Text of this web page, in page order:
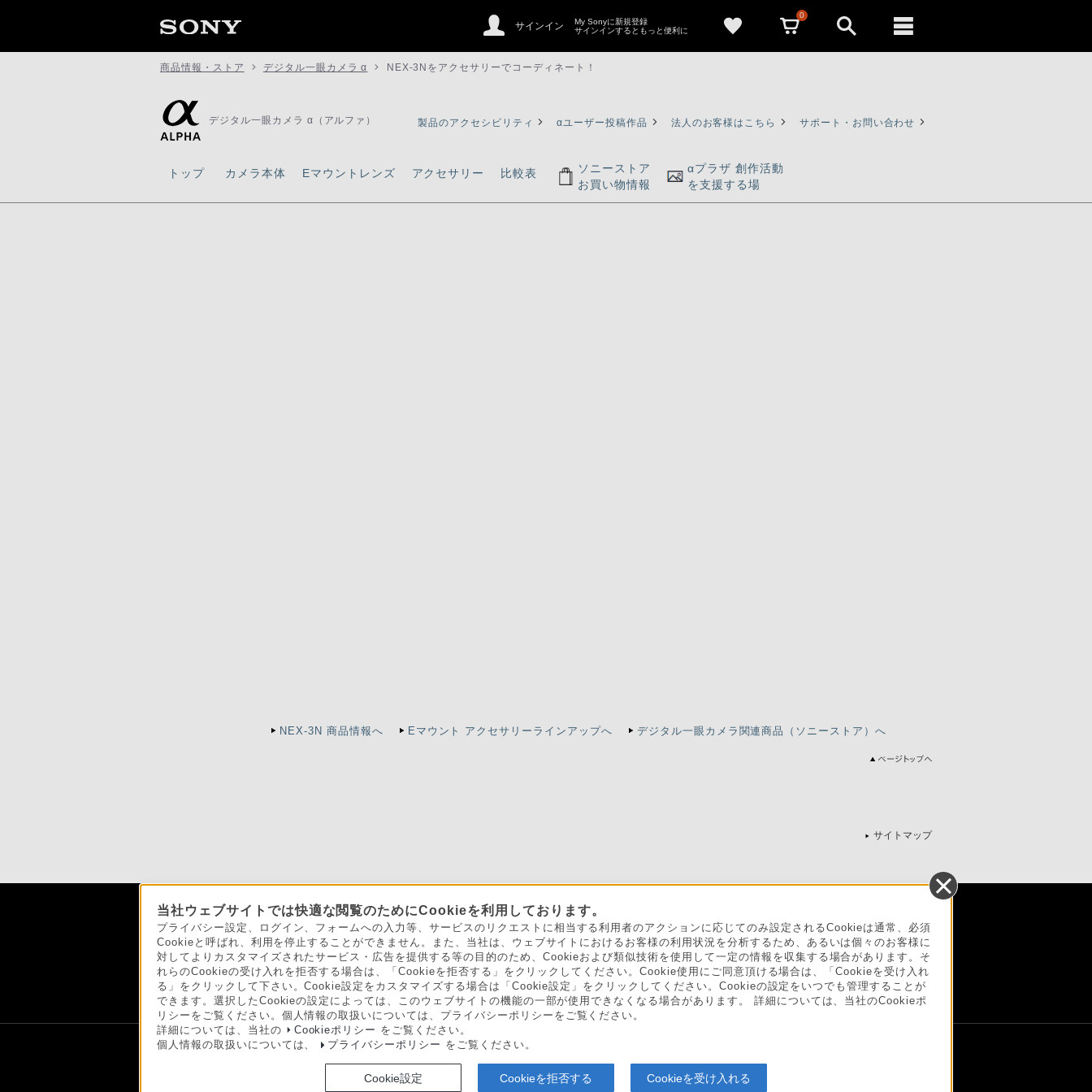
サインイン
My Sonyに新規登録
サインインするともっと便利に
0
商品情報・ストア デジタル一眼カメラ α NEX-3Nをアクセサリーでコーディネート！
デジタル一眼カメラ α（アルファ） 製品のアクセシビリティ αユーザー投稿作品 法人のお客様はこちら サポート・お問い合わせ
トップ カメラ本体 Eマウントレンズ アクセサリー 比較表
ソニーストア
お買い物情報
αプラザ 創作活動
を支援する場
NEX-3N 商品情報へ Eマウント アクセサリーラインアップへ デジタル一眼カメラ関連商品（ソニーストア）へ
サイトマップ
当社ウェブサイトでは快適な閲覧のためにCookieを利用しております。
プライバシー設定、ログイン、フォームへの入力等、サービスのリクエストに相当する利用者のアクションに応じてのみ設定されるCookieは通常、必須
Cookieと呼ばれ、利用を停止することができません。また、当社は、ウェブサイトにおけるお客様の利用状況を分析するため、あるいは個々のお客様に
対してよりカスタマイズされたサービス・広告を提供する等の目的のため、Cookieおよび類似技術を使用して一定の情報を収集する場合があります。そ
れらのCookieの受け入れを拒否する場合は、「Cookieを拒否する」をクリックしてください。Cookie使用にご同意頂ける場合は、「Cookieを受け入れ
る」をクリックして下さい。Cookie設定をカスタマイズする場合は「Cookie設定」をクリックしてください。Cookieの設定をいつでも管理することが
できます。選択したCookieの設定によっては、このウェブサイトの機能の一部が使用できなくなる場合があります。 詳細については、当社のCookieポ
リシーをご覧ください。個人情報の取扱いについては、プライバシーポリシーをご覧ください。
詳細については、当社の
Cookieポリシー をご覧ください。
個人情報の取扱いについては、
プライバシーポリシー をご覧ください。
Cookie設定 Cookieを拒否する Cookieを受け入れる
ソニーストアでのお買い物にあたって セキュリティ・ブラウザ環境
日本
会社情報 採用情報 特約店のご案内 ニュースリリース 環境情報 My Sony 利用規約
ご利用条件 プライバシーポリシー 正しい表示への取り組み